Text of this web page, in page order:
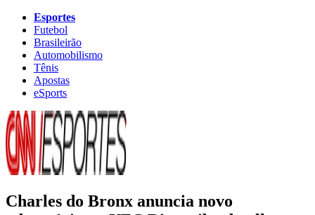
Esportes
Futebol
Brasileirão
Automobilismo
Tênis
Apostas
eSports
Charles do Bronx anuncia novo